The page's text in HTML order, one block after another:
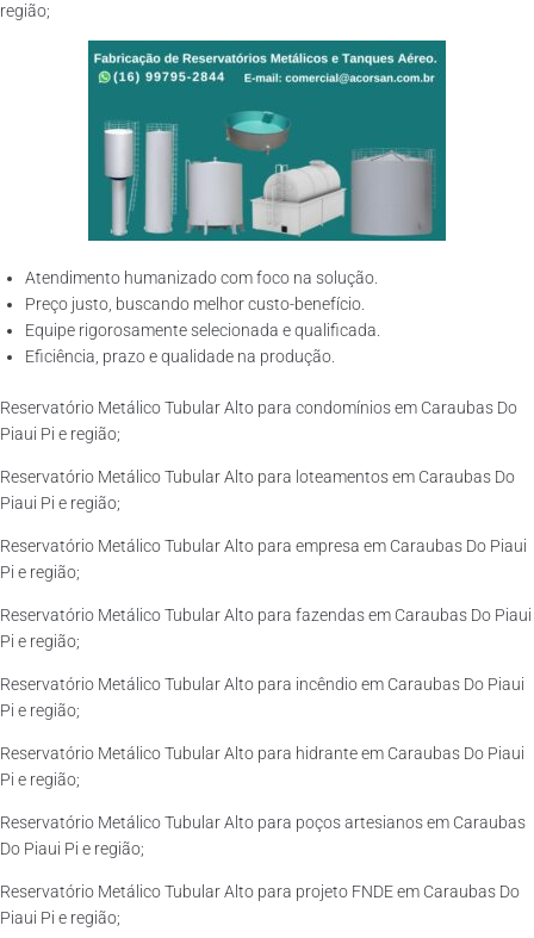
região;
Atendimento humanizado com foco na solução.
Preço justo, buscando melhor custo-benefício.
Equipe rigorosamente selecionada e qualificada.
Eficiência, prazo e qualidade na produção.
Reservatório Metálico Tubular Alto para condomínios em Caraubas Do
Piaui Pi e região;
Reservatório Metálico Tubular Alto para loteamentos em Caraubas Do
Piaui Pi e região;
Reservatório Metálico Tubular Alto para empresa em Caraubas Do Piaui
Pi e região;
Reservatório Metálico Tubular Alto para fazendas em Caraubas Do Piaui
Pi e região;
Reservatório Metálico Tubular Alto para incêndio em Caraubas Do Piaui
Pi e região;
Reservatório Metálico Tubular Alto para hidrante em Caraubas Do Piaui
Pi e região;
Reservatório Metálico Tubular Alto para poços artesianos em Caraubas
Do Piaui Pi e região;
Reservatório Metálico Tubular Alto para projeto FNDE em Caraubas Do
Piaui Pi e região;